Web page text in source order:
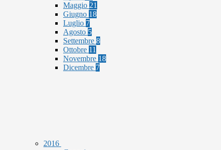
Maggio 21
Giugno 18
Luglio 7
Agosto 5
Settembre 8
Ottobre 11
Novembre 18
Dicembre 7
2016